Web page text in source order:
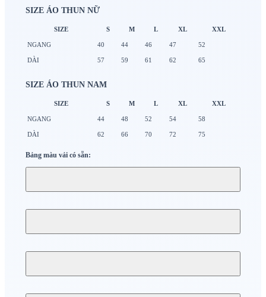
SIZE ÁO THUN NỮ
SIZE S M L XL XXL
NGANG 40 44 46 47 52
DÀI 57 59 61 62 65
SIZE ÁO THUN NAM
SIZE S M L XL XXL
NGANG 44 48 52 54 58
DÀI 62 66 70 72 75
Bảng màu vải có sẵn: